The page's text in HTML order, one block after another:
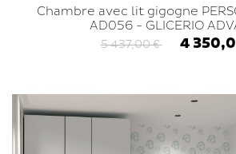
Chambre avec lit gigogne
AD056 - GLICERIO
5 437,00 € 4